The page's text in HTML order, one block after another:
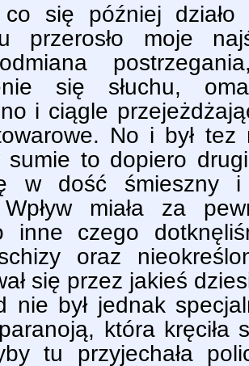
później działo
przerosło moje
się słuchu,
i ciągle
No i był
sumie to dopiero
w dość śmieszny i
Wpływ miała za
inne czego
oraz
się przez jakieś
był jednak
która kręciła
tu przyjechała